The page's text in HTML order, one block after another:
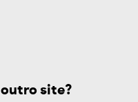
site?